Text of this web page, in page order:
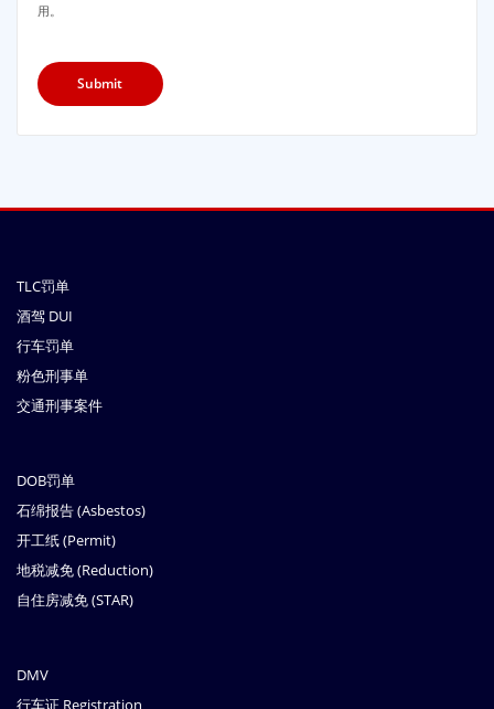
用。
TLC罚单
酒驾 DUI
行车罚单
粉色刑事单
交通刑事案件
DOB罚单
石绵报告 (Asbestos)
开工纸 (Permit)
地税减免 (Reduction)
自住房减免 (STAR)
DMV
行车证 Registration